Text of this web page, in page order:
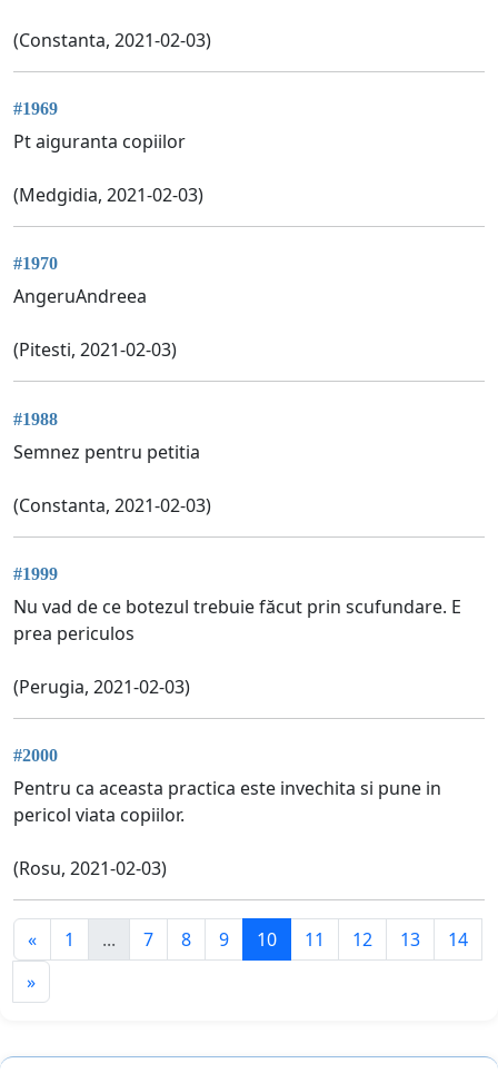
(Constanta, 2021-02-03)
#1969
Pt aiguranta copiilor
(Medgidia, 2021-02-03)
#1970
AngeruAndreea
(Pitesti, 2021-02-03)
#1988
Semnez pentru petitia
(Constanta, 2021-02-03)
#1999
Nu vad de ce botezul trebuie făcut prin scufundare. E
prea periculos
(Perugia, 2021-02-03)
#2000
Pentru ca aceasta practica este invechita si pune in
pericol viata copiilor.
(Rosu, 2021-02-03)
« 1 ... 7 8 9 10 11 12 13
14
»